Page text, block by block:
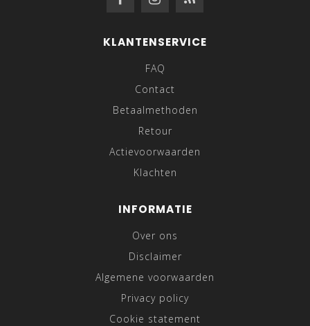
KLANTENSERVICE
FAQ
Contact
Betaalmethoden
Retour
Actievoorwaarden
Klachten
INFORMATIE
Over ons
Disclaimer
Algemene voorwaarden
Privacy policy
Cookie statement